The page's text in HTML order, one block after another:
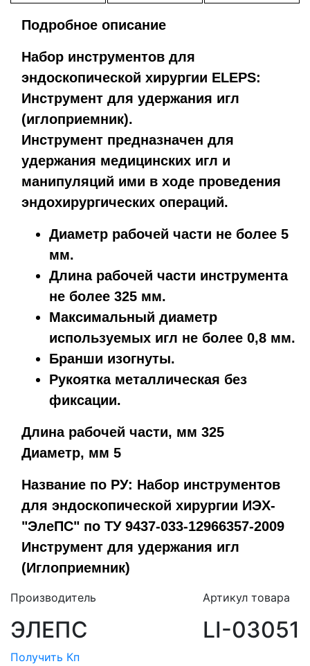
Подробное описание
Набор инструментов для
эндоскопической хирургии ELEPS:
Инструмент для удержания игл
(иглоприемник).
Инструмент предназначен для
удержания медицинских игл и
манипуляций ими в ходе проведения
эндохирургических операций.
Диаметр рабочей части не более 5
мм.
Длина рабочей части инструмента
не более 325 мм.
Максимальный диаметр
используемых игл не более 0,8 мм.
Бранши изогнуты.
Рукоятка металлическая без
фиксации.
Длина рабочей части, мм 325
Диаметр, мм 5
Название по РУ: Набор инструментов
для эндоскопической хирургии ИЭХ-
"ЭлеПС" по ТУ 9437-033-12966357-2009
Инструмент для удержания игл
(Иглоприемник)
Производитель
ЭЛЕПС
Артикул товара
LI-03051
Получить Кп